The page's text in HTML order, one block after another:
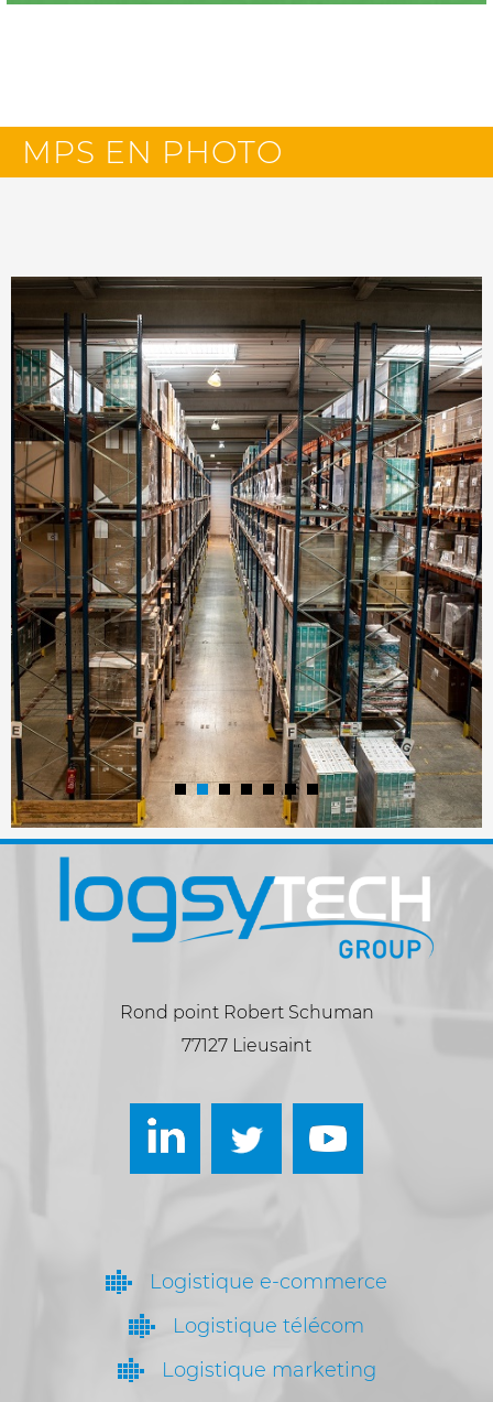
MPS EN PHOTO
Rond point Robert Schuman
77127 Lieusaint
Logistique e-commerce
Logistique télécom
Logistique marketing